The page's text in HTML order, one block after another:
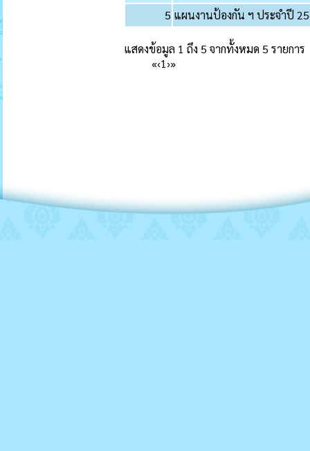
5 แผนงานป้องกัน ฯ ประจำปี
แสดงข้อมูล 1 ถึง 5 จากทั้งหมด 5 รายการ
«‹1›»